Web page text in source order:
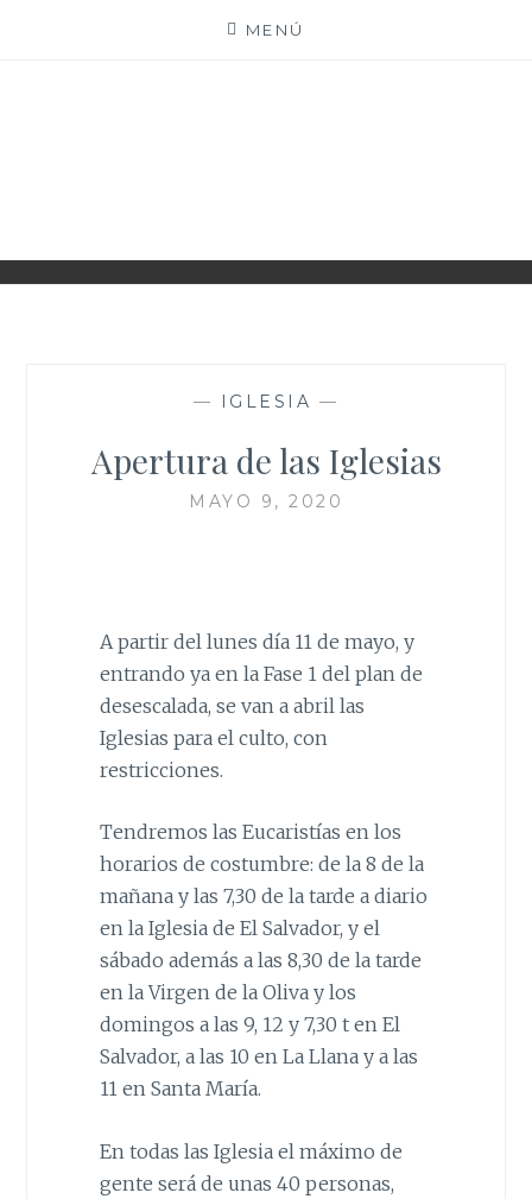
MENÚ
— IGLESIA —
Apertura de las Iglesias
MAYO 9, 2020
A partir del lunes día 11 de mayo, y
entrando ya en la Fase 1 del plan de
desescalada, se van a abril las
Iglesias para el culto, con
restricciones.
Tendremos las Eucaristías en los
horarios de costumbre: de la 8 de la
mañana y las 7,30 de la tarde a diario
en la Iglesia de El Salvador, y el
sábado además a las 8,30 de la tarde
en la Virgen de la Oliva y los
domingos a las 9, 12 y 7,30 t en El
Salvador, a las 10 en La Llana y a las
11 en Santa María.
En todas las Iglesia el máximo de
gente será de unas 40 personas,